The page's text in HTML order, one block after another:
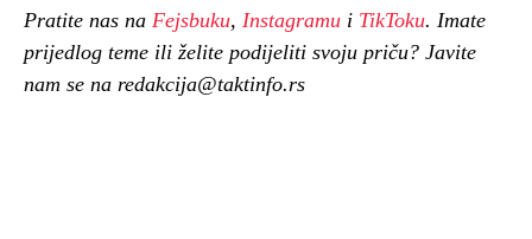
Pratite nas na Fejsbuku, Instagramu i TikToku. Imate
prijedlog teme ili želite podijeliti svoju priču? Javite
nam se na redakcija@taktinfo.rs